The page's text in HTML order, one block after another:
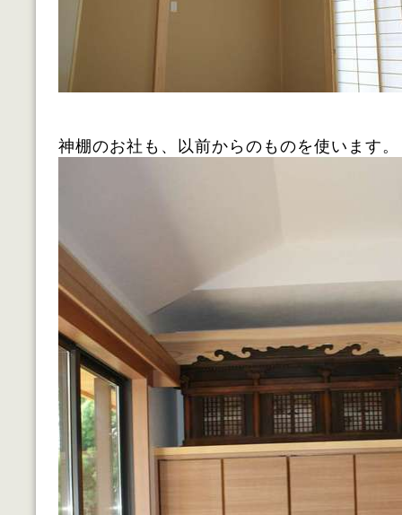
神棚のお社も、以前からのものを使います。